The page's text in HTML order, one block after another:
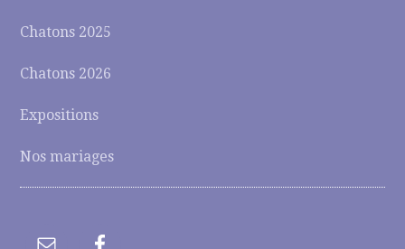
Chatons 2025
Chatons 2026
Expositions
Nos mariages